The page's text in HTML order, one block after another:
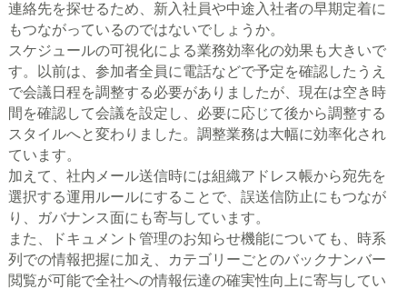
連絡先を探せるため、新入社員や中途入社者の早期定着に
もつながっているのではないでしょうか。
スケジュールの可視化による業務効率化の効果も大きいで
す。以前は、参加者全員に電話などで予定を確認したうえ
で会議日程を調整する必要がありましたが、現在は空き時
間を確認して会議を設定し、必要に応じて後から調整する
スタイルへと変わりました。調整業務は大幅に効率化され
ています。
加えて、社内メール送信時には組織アドレス帳から宛先を
選択する運用ルールにすることで、誤送信防止にもつなが
り、ガバナンス面にも寄与しています。
また、ドキュメント管理のお知らせ機能についても、時系
列での情報把握に加え、カテゴリーごとのバックナンバー
閲覧が可能で全社への情報伝達の確実性向上に寄与してい